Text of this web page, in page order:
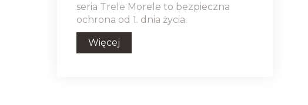
seria Trele Morele to bezpieczna
ochrona od 1. dnia życia.
Więcej